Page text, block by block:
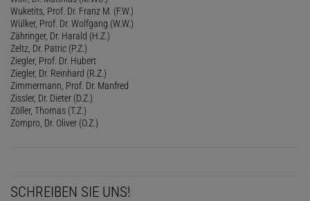
Wuketits, Prof. Dr. Franz M. (F.W.)
Wülker, Prof. Dr. Wolfgang (W.W.)
Zähringer, Dr. Harald (H.Z.)
Zeltz, Dr. Patric (P.Z.)
Ziegler, Prof. Dr. Hubert
Ziegler, Dr. Reinhard (R.Z.)
Zimmermann, Prof. Dr. Manfred
Zissler, Dr. Dieter (D.Z.)
Zöller, Thomas (T.Z.)
Zompro, Dr. Oliver (O.Z.)
SCHREIBEN SIE UNS!